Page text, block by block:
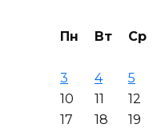
Пн Вт Ср
3
4 5
10
11 12
17
18 19